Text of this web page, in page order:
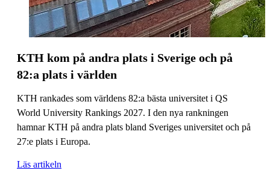
KTH kom på andra plats i Sverige och på
82:a plats i världen
KTH rankades som världens 82:a bästa universitet i QS
World University Rankings 2027. I den nya rankningen
hamnar KTH på andra plats bland Sveriges universitet och på
27:e plats i Europa.
Läs artikeln